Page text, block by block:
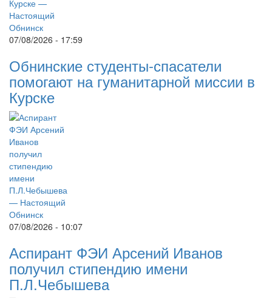
07/08/2026 - 17:59
Обнинские студенты-спасатели
помогают на гуманитарной миссии в
Курске
07/08/2026 - 10:07
Аспирант ФЭИ Арсений Иванов
получил стипендию имени
П.Л.Чебышева